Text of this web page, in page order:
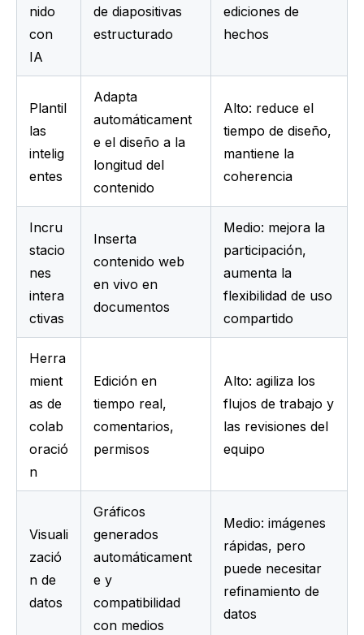
nido
con
IA
de diapositivas
estructurado
ediciones de
hechos
Plantil
las
intelig
entes
Adapta
automáticament
e el diseño a la
longitud del
contenido
Alto: reduce el
tiempo de diseño,
mantiene la
coherencia
Incru
stacio
nes
intera
ctivas
Inserta
contenido web
en vivo en
documentos
Medio: mejora la
participación,
aumenta la
flexibilidad de uso
compartido
Herra
mient
as de
colab
oració
n
Edición en
tiempo real,
comentarios,
permisos
Alto: agiliza los
flujos de trabajo y
las revisiones del
equipo
Visuali
zació
n de
datos
Gráficos
generados
automáticament
e y
compatibilidad
con medios
Medio: imágenes
rápidas, pero
puede necesitar
refinamiento de
datos